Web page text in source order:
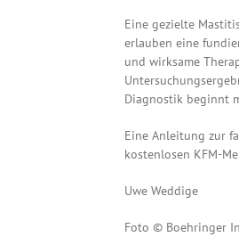
Eine gezielte
erlauben eine
und wirksame
Diagnostik beginnt
Eine Anleitung zur
kostenlosen KFM-
Uwe Weddige
Foto © Boehringer